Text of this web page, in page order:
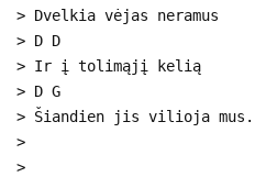
> Dvelkia vėjas neramus
> D D
> Ir į tolimąjį kelią
> D G
> Šiandien jis vilioja mus.
>
>